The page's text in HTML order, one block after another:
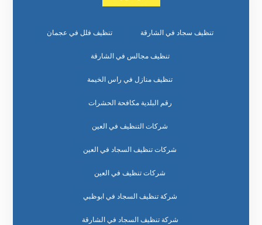
تنظيف سجاد في الشارقة تنظيف فلل في عجمان
تنظيف مجالس في الشارقة
تنظيف منازل في راس الخيمة
رقم البلدية مكافحة الحشرات
شركات التنظيف في العين
شركات تنظيف السجاد في العين
شركات تنظيف في العين
شركة تنظيف السجاد في ابوظبي
شركة تنظيف السجاد في الشارقة